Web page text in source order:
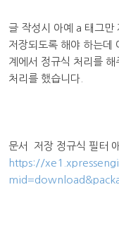
글 작성시 아예 a 태그만
저장되도록 해야 하는데
계에서 정규식 처리를 해
처리를 했습니다.
문서 저장 정규식 필터
https://